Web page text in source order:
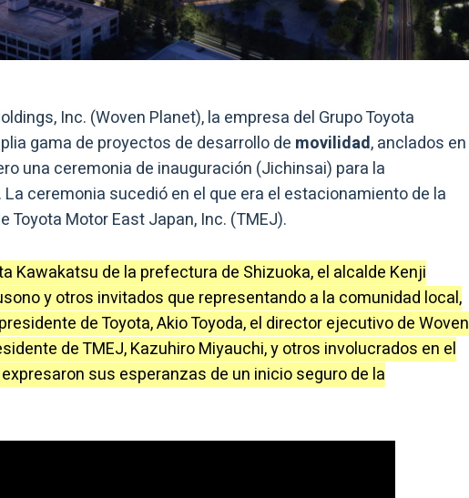
Inc. (Woven Planet), la empresa del Grupo Toyota
gama de proyectos de desarrollo de movilidad, anclados en
una ceremonia de inauguración (Jichinsai) para la
ceremonia sucedió en el que era el estacionamiento de la
Toyota Motor East Japan, Inc. (TMEJ).
Kawakatsu de la prefectura de Shizuoka, el alcalde Kenji
y otros invitados que representando a la comunidad local,
de Toyota, Akio Toyoda, el director ejecutivo de Woven
de TMEJ, Kazuhiro Miyauchi, y otros involucrados en el
sus esperanzas de un inicio seguro de la